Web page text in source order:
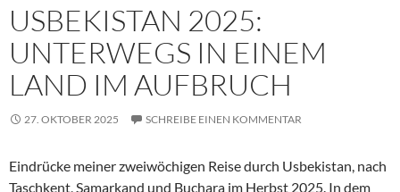
USBEKISTAN 2025:
UNTERWEGS IN EINEM
LAND IM AUFBRUCH
27. OKTOBER 2025 SCHREIBE EINEN KOMMENTAR
Eindrücke meiner zweiwöchigen Reise durch Usbekistan, nach
Taschkent, Samarkand und Buchara im Herbst 2025. In dem